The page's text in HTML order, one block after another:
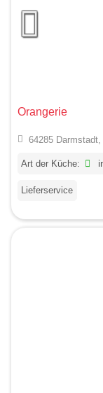
Orangerie
64285
Art der Küche:
Lieferservice